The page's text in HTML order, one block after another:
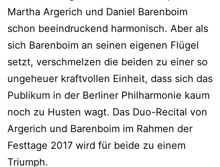
Martha Argerich und Daniel Barenboim
schon beeindruckend harmonisch. Aber als
sich Barenboim an seinen eigenen Flügel
setzt, verschmelzen die beiden zu einer so
ungeheuer kraftvollen Einheit, dass sich das
Publikum in der Berliner Philharmonie kaum
noch zu Husten wagt. Das Duo-Recital von
Argerich und Barenboim im Rahmen der
Festtage 2017 wird für beide zu einem
Triumph.